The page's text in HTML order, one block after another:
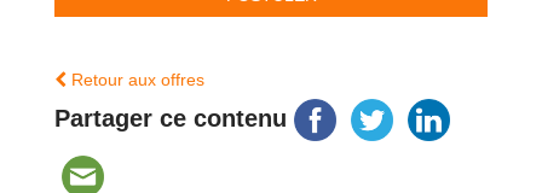
Retour aux offres
Partager ce contenu